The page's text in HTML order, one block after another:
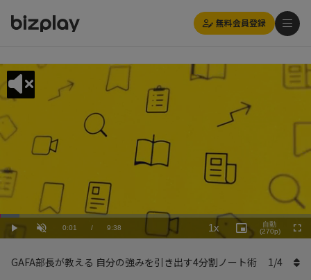
無料会員登録
Play UnmuteCurrent
0:01 / Duration
9:38
Loaded:
6.23%
1x
Rate
Picture-
in-
自動
(270p)
GAFA部長が教える 自分の強みを引き出す4分割ノート術 1/4